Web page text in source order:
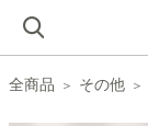
全商品 その他